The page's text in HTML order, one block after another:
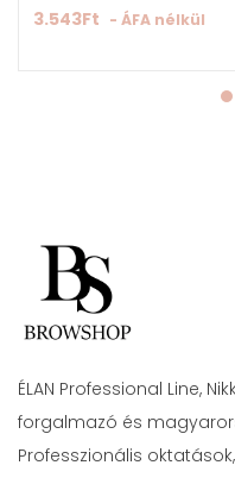
3.543Ft - ÁFA nélkül
ÉLAN Professional Line,
forgalmazó és
Professzionális